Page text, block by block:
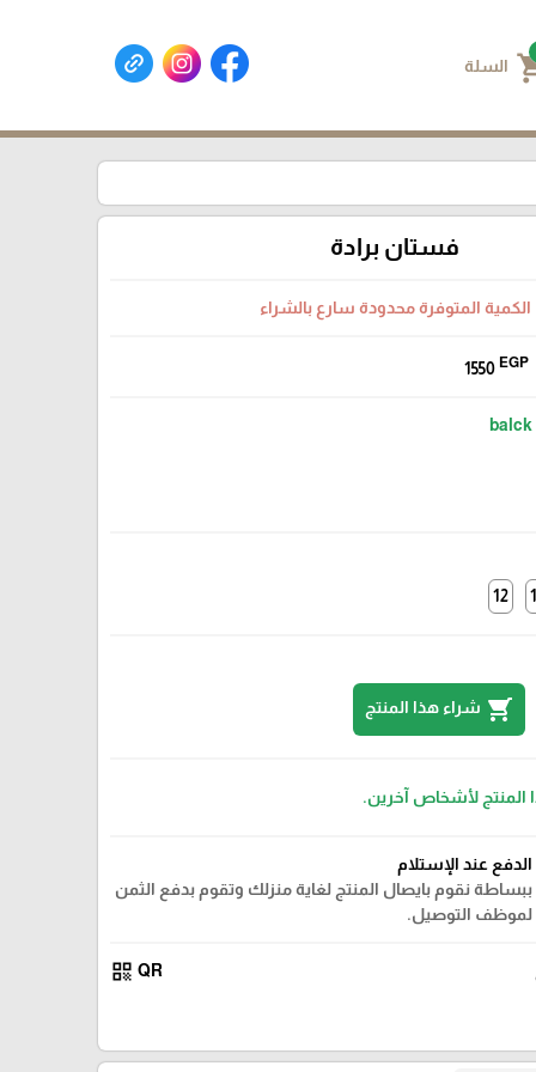
السلة
فستان برادة
الكمية المتوفرة محدودة سارع بالشراء
1550 EGP
balck
12
shopping_cart شراء هذا المنتج
المنتج لأشخاص آخرين.
الدفع عند الإستلام
ببساطة نقوم بايصال المنتج لغاية منزلك وتقوم بدفع الثمن
لموظف التوصيل.
QR
qr_code